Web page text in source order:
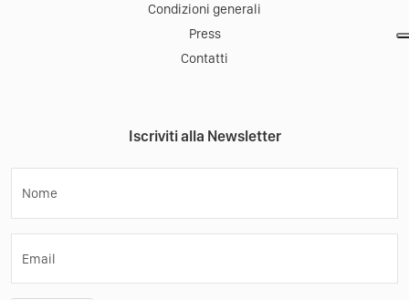
Condizioni generali
Press
Contatti
Iscriviti alla Newsletter
Nome
Email